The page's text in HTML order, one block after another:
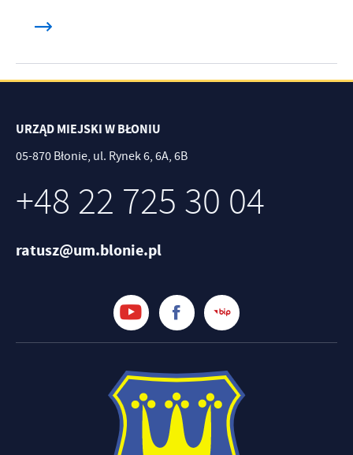
URZĄD MIEJSKI W BŁONIU
05-870 Błonie, ul. Rynek 6, 6A, 6B
+48 22 725 30 04
ratusz@um.blonie.pl